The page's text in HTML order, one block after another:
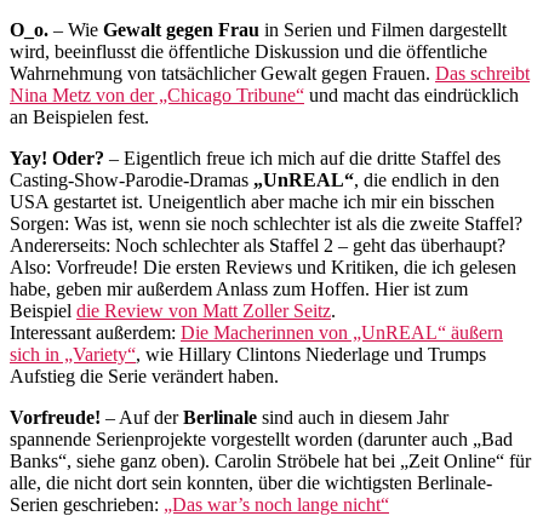
O_o. – Wie Gewalt gegen Frau in Serien und Filmen dargestellt
wird, beeinflusst die öffentliche Diskussion und die öffentliche
Wahrnehmung von tatsächlicher Gewalt gegen Frauen. Das schreibt
Nina Metz von der „Chicago Tribune“ und macht das eindrücklich
an Beispielen fest.
Yay! Oder? – Eigentlich freue ich mich auf die dritte Staffel des
Casting-Show-Parodie-Dramas „UnREAL“, die endlich in den
USA gestartet ist. Uneigentlich aber mache ich mir ein bisschen
Sorgen: Was ist, wenn sie noch schlechter ist als die zweite Staffel?
Andererseits: Noch schlechter als Staffel 2 – geht das überhaupt?
Also: Vorfreude! Die ersten Reviews und Kritiken, die ich gelesen
habe, geben mir außerdem Anlass zum Hoffen. Hier ist zum
Beispiel die Review von Matt Zoller Seitz.
Interessant außerdem: Die Macherinnen von „UnREAL“ äußern
sich in „Variety“, wie Hillary Clintons Niederlage und Trumps
Aufstieg die Serie verändert haben.
Vorfreude! – Auf derBerlinale sind auch in diesem Jahr
spannende Serienprojekte vorgestellt worden (darunter auch „Bad
Banks“, siehe ganz oben). Carolin Ströbele hat bei „Zeit Online“ für
alle, die nicht dort sein konnten, über die wichtigsten Berlinale-
Serien geschrieben: „Das war’s noch lange nicht“